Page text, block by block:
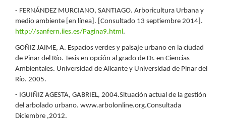
- FERNÁNDEZ MURCIANO, SANTIAGO. Arboricultura Urbana y
medio ambiente [en línea]. [Consultado 13 septiembre 2014].
http://sanfern.iies.es/Pagina9.html.
GOÑIZ JAIME, A. Espacios verdes y paisaje urbano en la ciudad
de Pinar del Río. Tesis en opción al grado de Dr. en Ciencias
Ambientales. Universidad de Alicante y Universidad de Pinar del
Río. 2005.
- IGUIÑIZ AGESTA, GABRIEL, 2004.Situación actual de la gestión
del arbolado urbano. www.arbolonline.org.Consultada
Diciembre ,2012.